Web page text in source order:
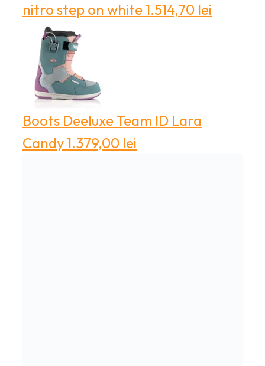
nitro step on white1.514,70 lei
Boots Deeluxe Team ID Lara
Candy1.379,00 lei